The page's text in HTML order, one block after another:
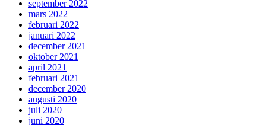
september 2022
mars 2022
februari 2022
januari 2022
december 2021
oktober 2021
april 2021
februari 2021
december 2020
augusti 2020
juli 2020
juni 2020